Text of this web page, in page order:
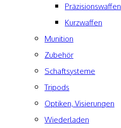
Präzisionswaffen
Kurzwaffen
Munition
Zubehör
Schaftsysteme
Tripods
Optiken, Visierungen
Wiederladen